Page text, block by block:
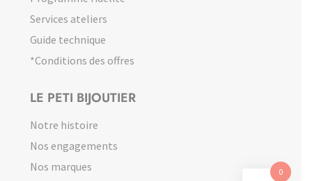
Services ateliers
Guide technique
*Conditions des offres
LE PETI BIJOUTIER
Notre histoire
Nos engagements
Nos marques
0